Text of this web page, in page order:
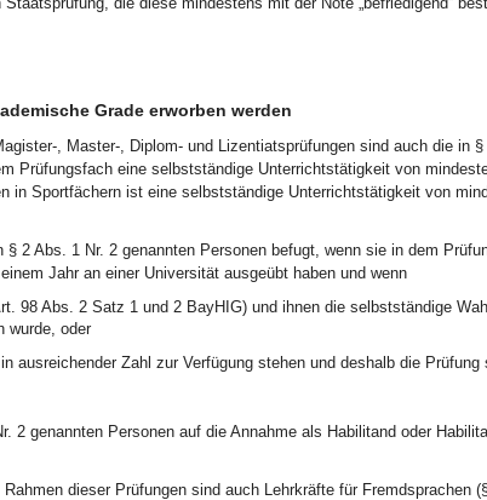
Grade erworben werden
, Master-, Diplom- und Lizentiatsprüfungen sind auch die in
Prüfungsfach eine selbstständige Unterrichtstätigkeit von
in Sportfächern ist eine selbstständige Unterrichtstätigkeit von
2 Abs. 1 Nr. 2 genannten Personen befugt, wenn sie in dem
Jahr an einer Universität ausgeübt haben und wenn
98 Abs. 2 Satz 1 und 2 BayHIG) und ihnen die selbstständige
wurde, oder
ausreichender Zahl zur Verfügung stehen und deshalb die Prüfung
2 genannten Personen auf die Annahme als Habilitand oder
dieser Prüfungen sind auch Lehrkräfte für Fremdsprachen